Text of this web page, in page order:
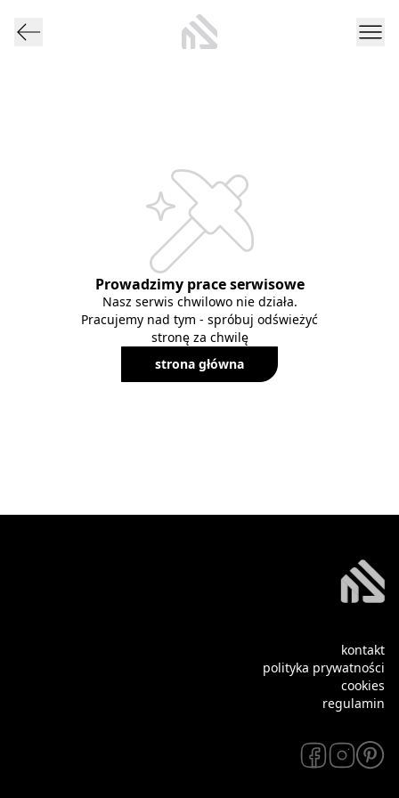
Prowadzimy prace serwisowe
Nasz serwis chwilowo nie działa.
Pracujemy nad tym - spróbuj odświeżyć
stronę za chwilę
strona główna
kontakt
polityka prywatności
cookies
regulamin